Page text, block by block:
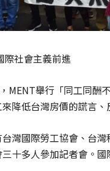
際社會主義前進
MENT舉行「同工同酬
降低台灣房價的謊言
灣國際勞工協會、台
十多人參加記者會。